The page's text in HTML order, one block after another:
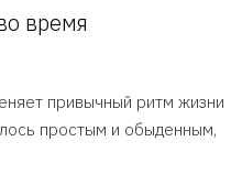
время
привычный ритм жизни
простым и обыденным,